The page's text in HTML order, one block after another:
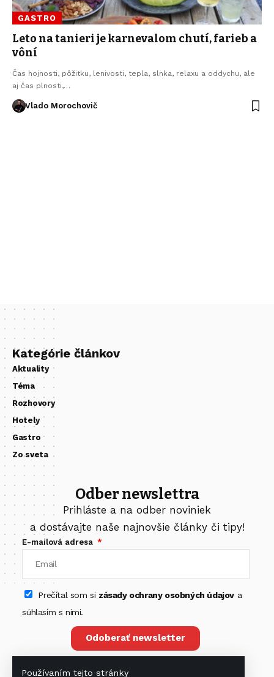
Používaním tejto stránky
GASTRO
Leto na tanieri je karnevalom chutí, farieb a
vôní
Čas hojnosti, pôžitku, lenivosti, tepla, slnka, relaxu a oddychu, ale
aj čas plnosti,…
Vlado Morochovič
Kategórie článkov
Aktuality
Téma
Rozhovory
Hotely
Gastro
Zo sveta
Odber newslettra
Prihláste a na odber noviniek
a dostávajte naše najnovšie články či tipy!
E-mailová adresa
Prečítal som si zásady ochrany osobných údajova
súhlasím s nimi.
Odoberať newsletter